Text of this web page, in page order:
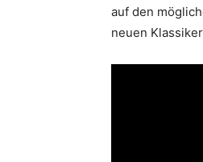
auf den
neuen